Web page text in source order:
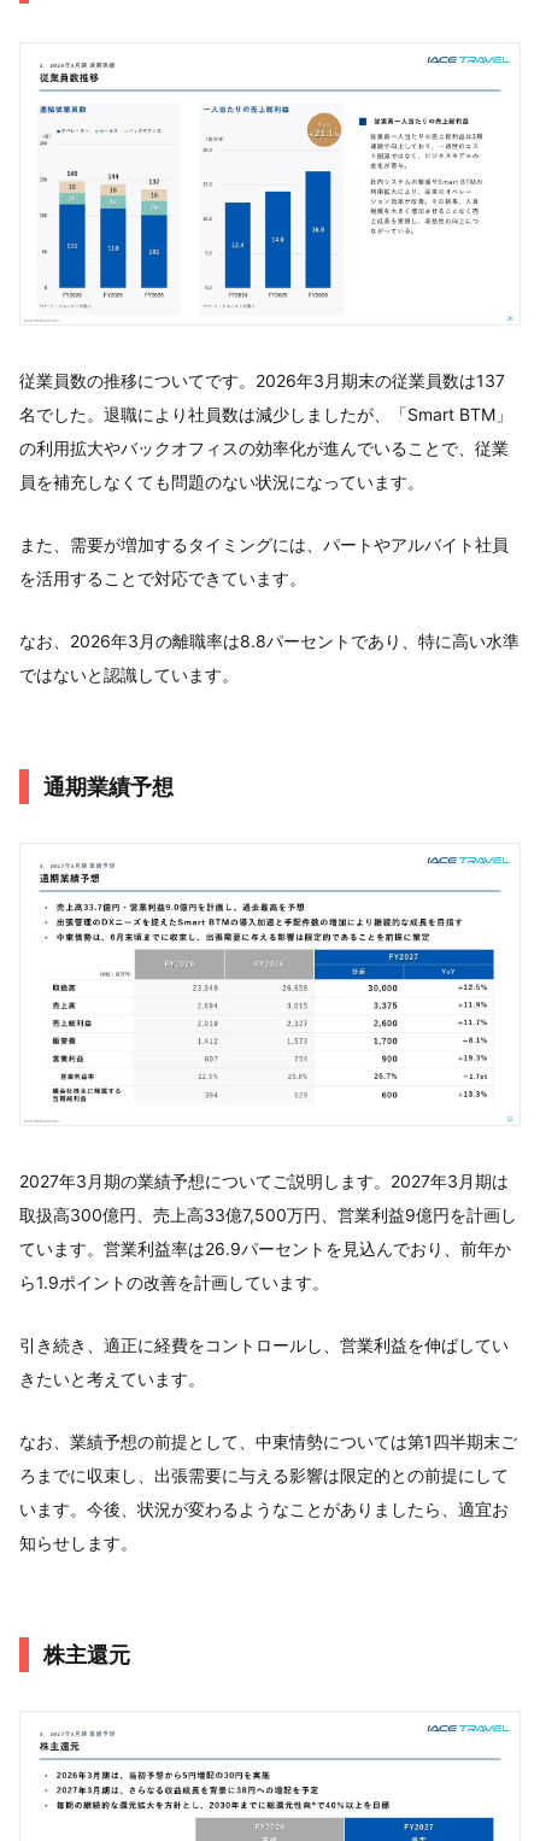
従業員数の推移についてです。2026年3月期末の従業員数は137
名でした。退職により社員数は減少しましたが、「Smart BTM」
の利用拡大やバックオフィスの効率化が進んでいることで、従業
員を補充しなくても問題のない状況になっています。
また、需要が増加するタイミングには、パートやアルバイト社員
を活用することで対応できています。
なお、2026年3月の離職率は8.8パーセントであり、特に高い水準
ではないと認識しています。
通期業績予想
2027年3月期の業績予想についてご説明します。2027年3月期は
取扱高300億円、売上高33億7,500万円、営業利益9億円を計画し
ています。営業利益率は26.9パーセントを見込んでおり、前年か
ら1.9ポイントの改善を計画しています。
引き続き、適正に経費をコントロールし、営業利益を伸ばしてい
きたいと考えています。
なお、業績予想の前提として、中東情勢については第1四半期末ご
ろまでに収束し、出張需要に与える影響は限定的との前提にして
います。今後、状況が変わるようなことがありましたら、適宜お
知らせします。
株主還元